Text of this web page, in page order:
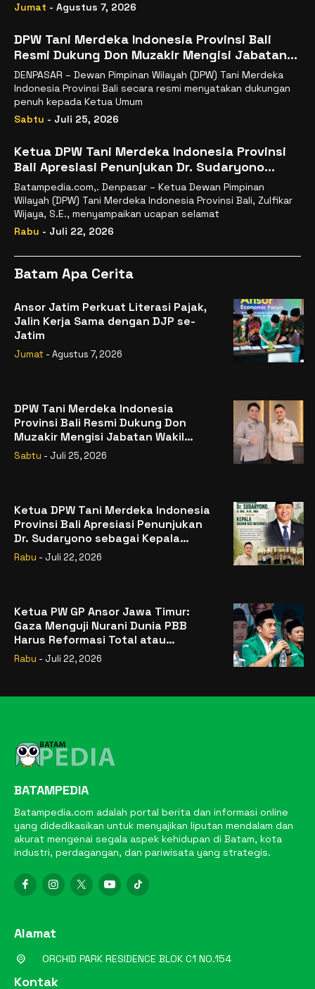
Jumat - Agustus 7, 2026
DPW Tani Merdeka Indonesia Provinsi Bali
Resmi Dukung Don Muzakir Mengisi Jabatan
Wakil Menteri Pertanian RI
DENPASAR – Dewan Pimpinan Wilayah (DPW) Tani Merdeka
Indonesia Provinsi Bali secara resmi menyatakan dukungan
penuh kepada Ketua Umum
Sabtu - Juli 25, 2026
Ketua DPW Tani Merdeka Indonesia Provinsi
Bali Apresiasi Penunjukan Dr. Sudaryono
sebagai Kepala Badan Gizi Nasional
Batampedia.com,. Denpasar – Ketua Dewan Pimpinan
Wilayah (DPW) Tani Merdeka Indonesia Provinsi Bali, Zulfikar
Wijaya, S.E., menyampaikan ucapan selamat
Rabu - Juli 22, 2026
Batam Apa Cerita
Ansor Jatim Perkuat Literasi Pajak,
Jalin Kerja Sama dengan DJP se-
Jatim
Jumat - Agustus 7, 2026
DPW Tani Merdeka Indonesia
Provinsi Bali Resmi Dukung Don
Muzakir Mengisi Jabatan Wakil
Menteri Pertanian RI
Sabtu - Juli 25, 2026
Ketua DPW Tani Merdeka Indonesia
Provinsi Bali Apresiasi Penunjukan
Dr. Sudaryono sebagai Kepala
Badan Gizi Nasional
Rabu - Juli 22, 2026
Ketua PW GP Ansor Jawa Timur:
Gaza Menguji Nurani Dunia PBB
Harus Reformasi Total atau
Kehilangan Legitimasi
Rabu - Juli 22, 2026
BATAMPEDIA
Batampedia.com adalah portal berita dan informasi online
yang didedikasikan untuk menyajikan liputan mendalam dan
akurat mengenai segala aspek kehidupan di Batam, kota
industri, perdagangan, dan pariwisata yang strategis.
Alamat
ORCHID PARK RESIDENCE BLOK C1 NO.154
Kontak